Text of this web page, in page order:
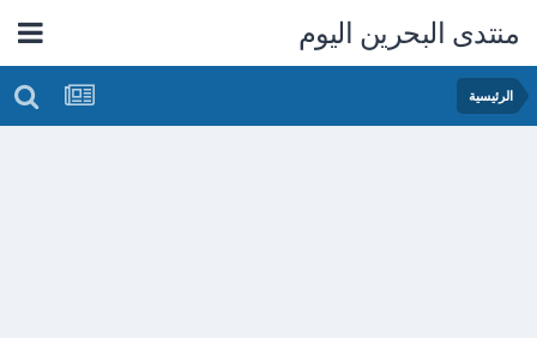
منتدى البحرين اليوم
الرئيسية